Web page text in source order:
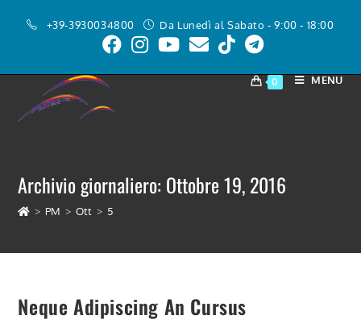
+39-3930034800 Da Lunedì al Sabato - 9:00 - 18:00
0 MENU
Archivio giornaliero: Ottobre 19, 2016
> PM > Ott > 5
Neque Adipiscing An Cursus